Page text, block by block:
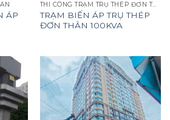
ÁP
THI CÔNG TRẠM TRỤ THÉP ĐƠN THÂN
TRẠM BIẾN ÁP TRỤ THÉP
ĐƠN THÂN 100KVA